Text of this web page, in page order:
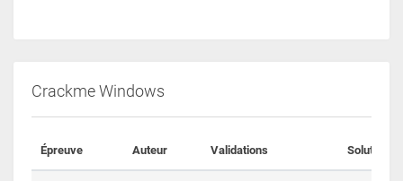
Crackme Windows
Épreuve Auteur Validations Solutions